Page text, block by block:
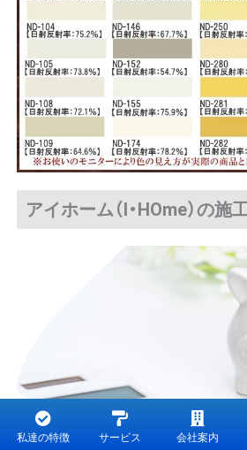
アイホーム（I・HOme）の施
私達の特徴 サービス 会社案内